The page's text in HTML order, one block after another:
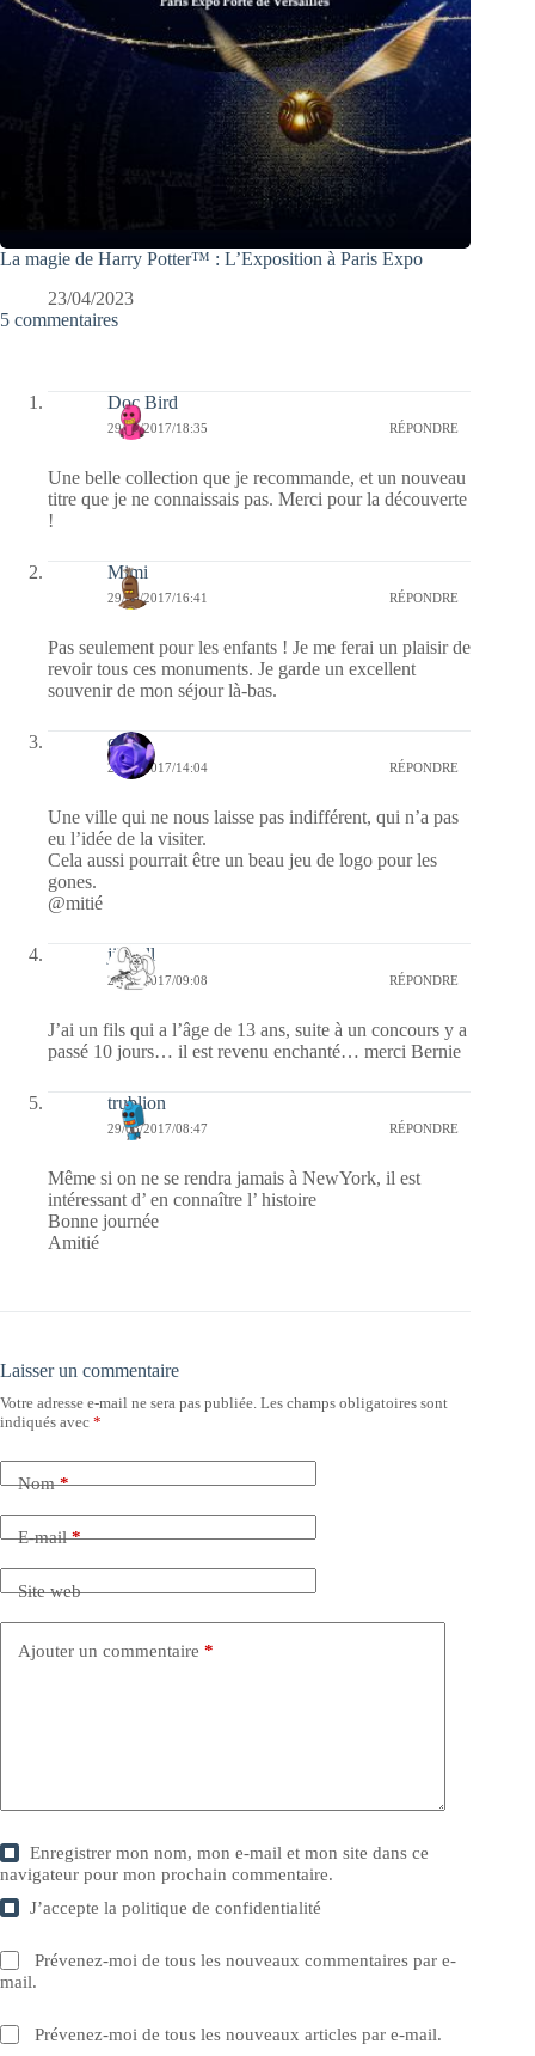
La magie de Harry Potter™ : L’Exposition à Paris Expo
23/04/2023
5 commentaires
Doc Bird
29/03/2017/18:35 RÉPONDRE
Une belle collection que je recommande, et un nouveau
titre que je ne connaissais pas. Merci pour la découverte
!
Mimi
29/03/2017/16:41 RÉPONDRE
Pas seulement pour les enfants ! Je me ferai un plaisir de
revoir tous ces monuments. Je garde un excellent
souvenir de mon séjour là-bas.
covix
29/03/2017/14:04 RÉPONDRE
Une ville qui ne nous laisse pas indifférent, qui n’a pas
eu l’idée de la visiter.
Cela aussi pourrait être un beau jeu de logo pour les
gones.
@mitié
jill bill
29/03/2017/09:08 RÉPONDRE
J’ai un fils qui a l’âge de 13 ans, suite à un concours y a
passé 10 jours… il est revenu enchanté… merci Bernie
trublion
29/03/2017/08:47 RÉPONDRE
Même si on ne se rendra jamais à NewYork, il est
intéressant d’ en connaître l’ histoire
Bonne journée
Amitié
Laisser un commentaire
Votre adresse e-mail ne sera pas publiée. Les champs obligatoires sont
indiqués avec *
Nom*
E-mail*
Site web
Ajouter un commentaire *
Enregistrer mon nom, mon e-mail et mon site dans ce
navigateur pour mon prochain commentaire.
J’accepte lapolitique de confidentialité
Prévenez-moi de tous les nouveaux commentaires par e-
mail.
Prévenez-moi de tous les nouveaux articles par e-mail.